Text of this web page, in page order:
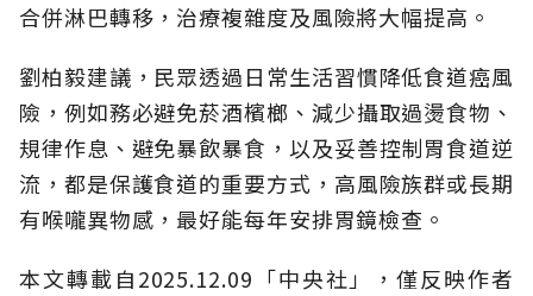
合併淋巴轉移，治療複雜度及風險將大幅提高。
劉柏毅建議，民眾透過日常生活習慣降低食道癌風
險，例如務必避免菸酒檳榔、減少攝取過燙食物、
規律作息、避免暴飲暴食，以及妥善控制胃食道逆
流，都是保護食道的重要方式，高風險族群或長期
有喉嚨異物感，最好能每年安排胃鏡檢查。
本文轉載自2025.12.09「中央社」，僅反映作者